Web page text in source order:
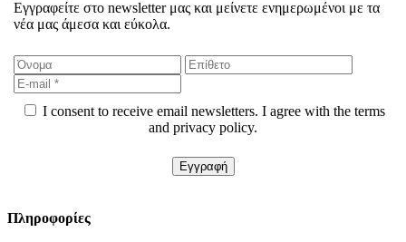
Εγγραφείτε στο newsletter μας και μείνετε ενημερωμένοι με τα
νέα μας άμεσα και εύκολα.
I consent to receive email newsletters. I agree with the terms
and privacy policy.
Πληροφορίες